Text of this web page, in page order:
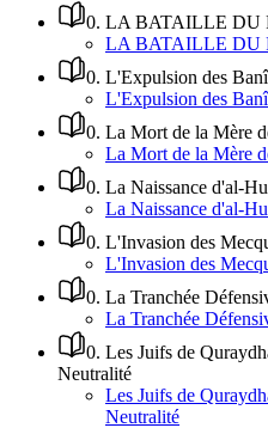
0. LA BATAILLE DU
LA BATAILLE DU
0. L'Expulsion des
L'Expulsion des
0. La Mort de la Mère
La Mort de la Mère
0. La Naissance d'al-
La Naissance d'al-
0. L'Invasion des
L'Invasion des
0. La Tranchée
La Tranchée
0. Les Juifs de
Neutralité
Les Juifs de
Neutralité